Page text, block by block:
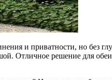
и приватности, но без
Отличное решение для